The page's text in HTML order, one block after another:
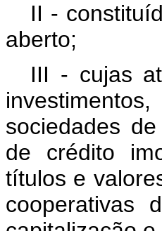
II -
aberto;
III - cujas
sociedades
de crédito
títulos e
cooperativas